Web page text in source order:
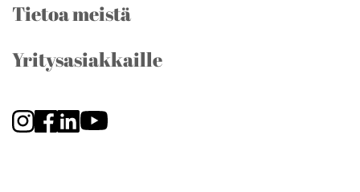
Tietoa meistä
Yritysasiakkaille